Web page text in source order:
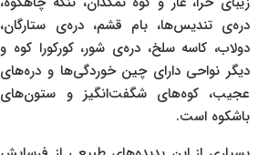
دره‌ی تندیس‌ها، بام قشم، دره‌ی ستارگان،
دولاب، کاسه سلخ، دره‌ی شور، کورکورا کوه و
دیگر نواحی دارای چین خوردگی‌ها و دره‌های
عجیب، کوه‌های شگفت‌انگیز و ستون‌های
باشکوه است.